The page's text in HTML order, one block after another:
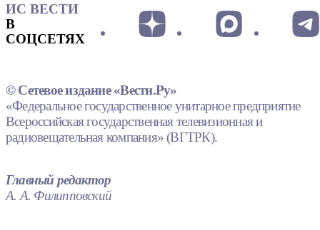
ИС ВЕСТИ
В
СОЦСЕТЯХ
© Сетевое издание «Вести.Ру»
«Федеральное государственное унитарное предприятие
Всероссийская государственная телевизионная и
радиовещательная компания» (ВГТРК).
Главный редактор
А. А. Филипповский